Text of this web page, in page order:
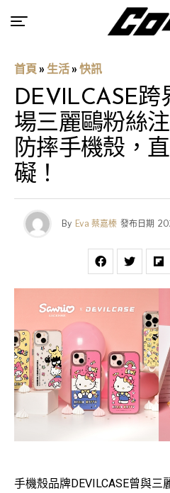
首頁 » 生活 » 快訊
DEVILCASE跨
場三麗鷗粉絲
防摔手機殼，
礙！
By Eva 蔡嘉榛 發布日期
手機殼品牌DEVILCASE曾與